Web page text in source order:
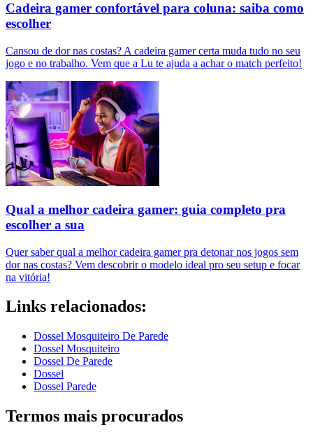
Cadeira gamer confortável para coluna: saiba como
escolher
Cansou de dor nas costas? A cadeira gamer certa muda tudo no seu
jogo e no trabalho. Vem que a Lu te ajuda a achar o match perfeito!
Qual a melhor cadeira gamer: guia completo pra
escolher a sua
Quer saber qual a melhor cadeira gamer pra detonar nos jogos sem
dor nas costas? Vem descobrir o modelo ideal pro seu setup e focar
na vitória!
Links relacionados:
Dossel Mosquiteiro De Parede
Dossel Mosquiteiro
Dossel De Parede
Dossel
Dossel Parede
Termos mais procurados